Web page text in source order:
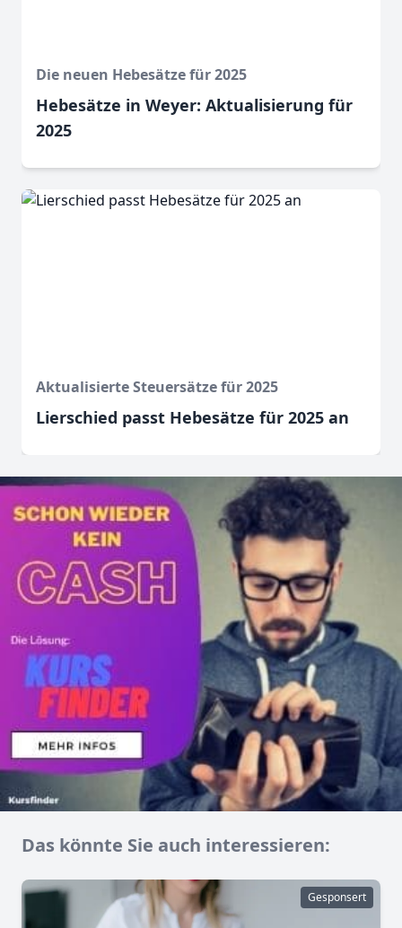
Die neuen Hebesätze für 2025
Hebesätze in Weyer: Aktualisierung für
2025
Aktualisierte Steuersätze für 2025
Lierschied passt Hebesätze für 2025 an
Das könnte Sie auch interessieren:
Gesponsert